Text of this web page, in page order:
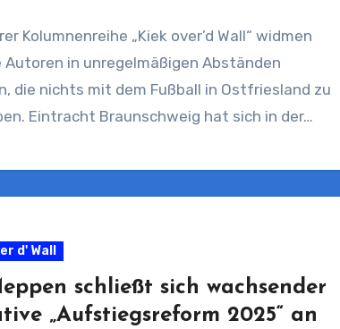
Kolumnenreihe „Kiek over’d Wall“ widmen
Autoren in unregelmäßigen Abständen
die nichts mit dem Fußball in Ostfriesland zu
Eintracht Braunschweig hat sich in der…
d' Wall
schließt sich wachsender
„Aufstiegsreform 2025“ an